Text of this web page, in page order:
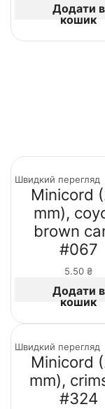
Додати в
кошик
Швидкий перегляд
Minicord
mm),
brown
#067
5.50 ₴
Додати в
кошик
Швидкий перегляд
Minicord
mm),
#324